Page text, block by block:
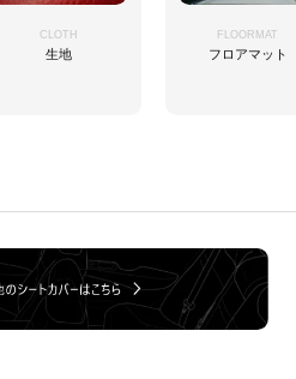
CLOTH
生地
FLOORMAT
フロアマット